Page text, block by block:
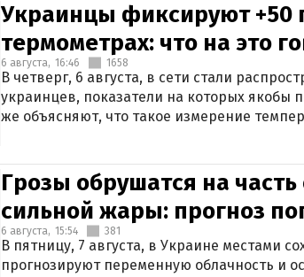
Украинцы фиксируют +50
термометрах: что на это
6 августа, 16:46 1658
В четверг, 6 августа, в сети стали
украинцев, показатели на которых якобы
же объясняют, что такое измерение
Грозы обрушатся на
сильной жары: прогноз
6 августа, 15:54 381
В пятницу, 7 августа, в Украине местами
прогнозируют переменную облачность и